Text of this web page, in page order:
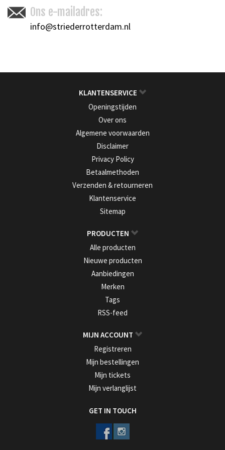
Ons e-mailadres:
info@striederrotterdam.nl
KLANTENSERVICE
Openingstijden
Over ons
Algemene voorwaarden
Disclaimer
Privacy Policy
Betaalmethoden
Verzenden & retourneren
Klantenservice
Sitemap
PRODUCTEN
Alle producten
Nieuwe producten
Aanbiedingen
Merken
Tags
RSS-feed
MIJN ACCOUNT
Registreren
Mijn bestellingen
Mijn tickets
Mijn verlanglijst
GET IN TOUCH